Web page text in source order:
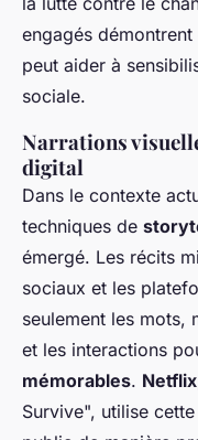
engagés
peut aider à
sociale.
Narrations
digital
Dans le contexte
techniques de
émergé. Les récits
sociaux et les
seulement les mots,
et les interactions
mémorables. Netflix
Survive", utilise